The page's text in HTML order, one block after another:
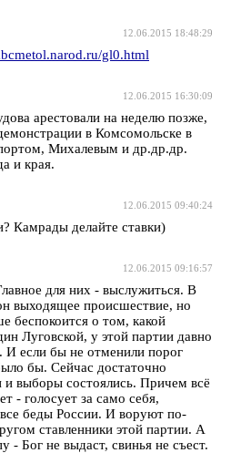
12.06.2015 18:48:29
gl0.html
12.06.2015 16:30:09
арестовали на неделю позже,
в Комсомольске в
Михалевым и др.др.др.
и края.
12.06.2015 09:40:24
Камрады делайте ставки)
12.06.2015 09:16:57
для них - выслужиться. В
выходящее происшествие, но
беспокоится о том, какой
Луговской, у этой партии давно
И если бы не отменили порог
бы. Сейчас достаточно
и выборы состоялись. Причем всё
- голосует за само себя,
беды России. И воруют по-
ставленники этой партии. А
- Бог не выдаст, свинья не съест.